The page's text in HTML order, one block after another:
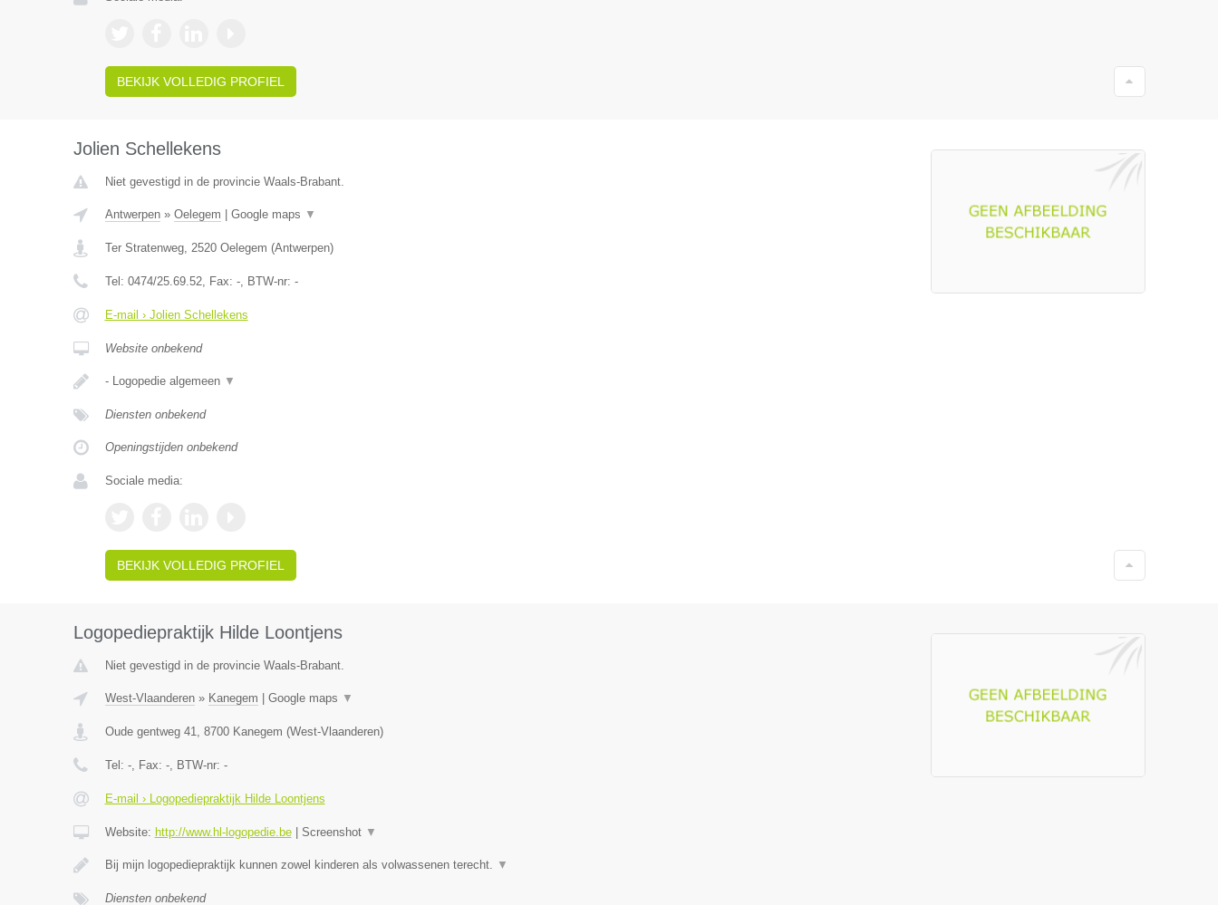
BEKIJK VOLLEDIG PROFIEL
Jolien Schellekens
Niet gevestigd in de provincie Waals-Brabant.
Antwerpen» Oelegem Google maps ▼
Ter Stratenweg, 2520 Oelegem (Antwerpen)
Tel: 0474/25.69.52, Fax: -, BTW-nr: -
E-mail › Jolien Schellekens
Website onbekend
- Logopedie algemeen ▼
Diensten onbekend
Openingstijden onbekend
Sociale media:
BEKIJK VOLLEDIG PROFIEL
Logopediepraktijk Hilde Loontjens
Niet gevestigd in de provincie Waals-Brabant.
West-Vlaanderen» Kanegem Google maps ▼
Oude gentweg 41, 8700 Kanegem (West-Vlaanderen)
Tel: -, Fax: -, BTW-nr: -
E-mail › Logopediepraktijk Hilde Loontjens
Website: http://www.hl-logopedie.be| Screenshot ▼
Bij mijn logopediepraktijk kunnen zowel kinderen als volwassenen terecht. ▼
Diensten onbekend